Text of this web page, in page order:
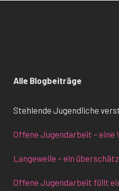
Alle Blogbeiträge
Stehlende Jugendliche
Offene Jugendarbeit – eine
Langeweile – ein
Offene Jugendarbeit füllt